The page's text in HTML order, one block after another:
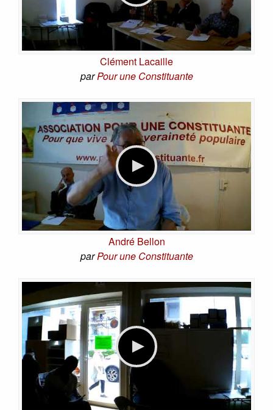
Clément Lacaille
parPour une Constituante
André Bellon
parPour une Constituante